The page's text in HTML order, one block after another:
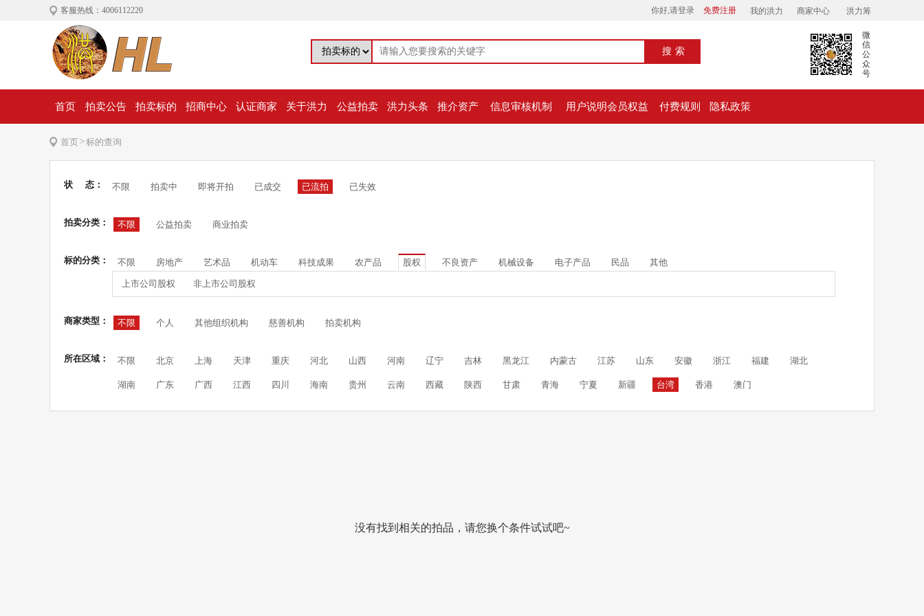
客服热线：4006112220 你好,请登录 免费注册 我的洪力 商家中心 洪力筹
搜索
微
信
公
众
号
首页 拍卖公告 拍卖标的 招商中心 认证商家 关于洪力 公益拍卖 洪力头条 推介资产 信息审核机制 用户说明会员权益 付费规则 隐私政策
首页>标的查询
状 态： 不限 拍卖中 即将开拍 已成交 已流拍 已失效
拍卖分类： 不限 公益拍卖 商业拍卖
标的分类： 不限 房地产 艺术品 机动车 科技成果 农产品 股权 不良资产 机械设备 电子产品 民品 其他
上市公司股权 非上市公司股权
商家类型： 不限 个人 其他组织机构 慈善机构 拍卖机构
所在区域： 不限 北京 上海 天津 重庆 河北 山西 河南 辽宁 吉林 黑龙江 内蒙古 江苏 山东 安徽 浙江 福建 湖北
湖南 广东 广西 江西 四川 海南 贵州 云南 西藏 陕西 甘肃 青海 宁夏 新疆 台湾 香港 澳门
没有找到相关的拍品，请您换个条件试试吧~